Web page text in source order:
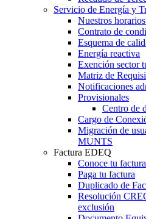
Servicio de Energía y
Nuestros
Contrato de
Esquema de
Energía reactiva
Exención sector
Matriz de
Notificaciones
Provisionales
Centro de
Cargo de
Migración de
MUNTS
Factura EDEQ
Conoce tu factura
Paga tu factura
Duplicado de
Resolución
exclusión